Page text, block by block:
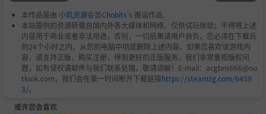
本作品是由 小叽资源会员Chobits's 搬运作品.
本站提供的资源转载自国内外各大媒体和网络，仅供试玩体验；不得将上述
内容用于商业或者非法用途，否则，一切后果请用户自负。您必须在下载后
的24个小时之内，从您的电脑中彻底删除上述内容。如果您喜欢该游戏内
容，请支持正版，购买注册，得到更好的正版服务。我们非常重视版权问
题，如有侵权请邮件与我们联系处理。敬请谅解！E-mail：acgbns666@ou
tlook.com，我们会在第一时间断开下载链接https://steamzg.com/6459
3/。
或许您会喜欢